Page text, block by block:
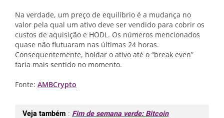
Na verdade, um preço de equilíbrio é a mudança no
valor pela qual um ativo deve ser vendido para cobrir os
custos de aquisição e HODL. Os números mencionados
quase não flutuaram nas últimas 24 horas.
Consequentemente, holdar o ativo até o “break even”
faria mais sentido no momento.
Fonte: AMBCrypto
Veja também : Fim de semana verde: Bitcoin